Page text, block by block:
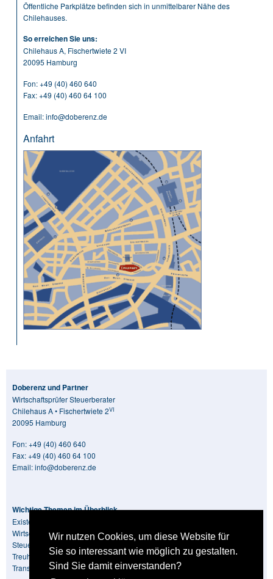
Wir nutzen Cookies, um diese Website für
Sie so interessant wie möglich zu gestalten.
Sind Sie damit einverstanden?
Öffentliche Parkplätze befinden sich in unmittelbarer Nähe des
Chilehauses.
So erreichen Sie uns:
Chilehaus A, Fischertwiete 2 VI
20095 Hamburg
Fon:+49 (40) 460 640
Fax: +49 (40) 460 64 100
Email:info@doberenz.de
Anfahrt
Doberenz und Partner
Wirtschaftsprüfer Steuerberater
Chilehaus A • Fischertwiete 2VI
20095 Hamburg
Fon:+49 (40) 460 640
Fax: +49 (40) 460 64 100
Email:info@doberenz.de
Wichtige Themen im Überblick
Existenzgründung
Wirtschaftsprüfer
Steuerberater
Treuhandtätigkeit
Transaktionsberatung